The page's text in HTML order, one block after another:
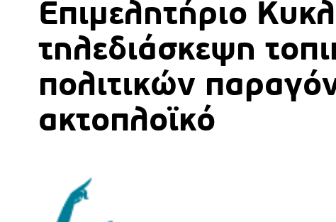
Επιμελητήριο
τηλεδιάσκεψη
πολιτικών
ακτοπλοϊκό